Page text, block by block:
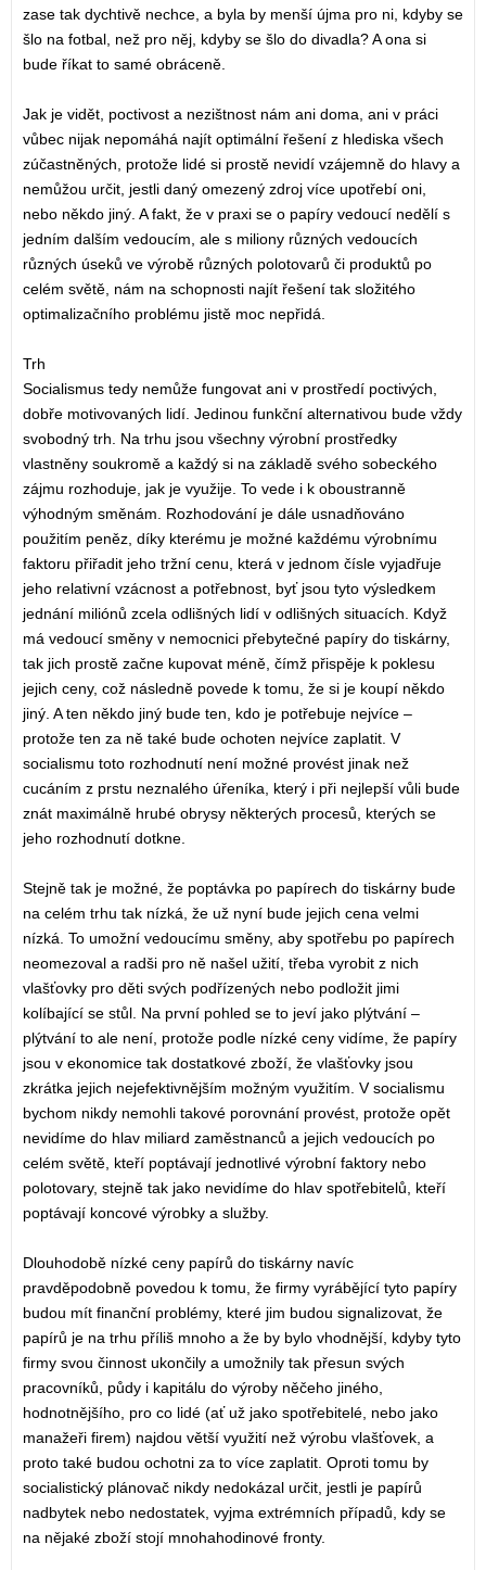
zase tak dychtivě nechce, a byla by menší újma pro ni, kdyby se
šlo na fotbal, než pro něj, kdyby se šlo do divadla? A ona si
bude říkat to samé obráceně.
Jak je vidět, poctivost a nezištnost nám ani doma, ani v práci
vůbec nijak nepomáhá najít optimální řešení z hlediska všech
zúčastněných, protože lidé si prostě nevidí vzájemně do hlavy a
nemůžou určit, jestli daný omezený zdroj více upotřebí oni,
nebo někdo jiný. A fakt, že v praxi se o papíry vedoucí nedělí s
jedním dalším vedoucím, ale s miliony různých vedoucích
různých úseků ve výrobě různých polotovarů či produktů po
celém světě, nám na schopnosti najít řešení tak složitého
optimalizačního problému jistě moc nepřidá.
Trh
Socialismus tedy nemůže fungovat ani v prostředí poctivých,
dobře motivovaných lidí. Jedinou funkční alternativou bude vždy
svobodný trh. Na trhu jsou všechny výrobní prostředky
vlastněny soukromě a každý si na základě svého sobeckého
zájmu rozhoduje, jak je využije. To vede i k oboustranně
výhodným směnám. Rozhodování je dále usnadňováno
použitím peněz, díky kterému je možné každému výrobnímu
faktoru přiřadit jeho tržní cenu, která v jednom čísle vyjadřuje
jeho relativní vzácnost a potřebnost, byť jsou tyto výsledkem
jednání miliónů zcela odlišných lidí v odlišných situacích. Když
má vedoucí směny v nemocnici přebytečné papíry do tiskárny,
tak jich prostě začne kupovat méně, čímž přispěje k poklesu
jejich ceny, což následně povede k tomu, že si je koupí někdo
jiný. A ten někdo jiný bude ten, kdo je potřebuje nejvíce –
protože ten za ně také bude ochoten nejvíce zaplatit. V
socialismu toto rozhodnutí není možné provést jinak než
cucáním z prstu neznalého úřeníka, který i při nejlepší vůli bude
znát maximálně hrubé obrysy některých procesů, kterých se
jeho rozhodnutí dotkne.
Stejně tak je možné, že poptávka po papírech do tiskárny bude
na celém trhu tak nízká, že už nyní bude jejich cena velmi
nízká. To umožní vedoucímu směny, aby spotřebu po papírech
neomezoval a radši pro ně našel užití, třeba vyrobit z nich
vlašťovky pro děti svých podřízených nebo podložit jimi
kolíbající se stůl. Na první pohled se to jeví jako plýtvání –
plýtvání to ale není, protože podle nízké ceny vidíme, že papíry
jsou v ekonomice tak dostatkové zboží, že vlašťovky jsou
zkrátka jejich nejefektivnějším možným využitím. V socialismu
bychom nikdy nemohli takové porovnání provést, protože opět
nevidíme do hlav miliard zaměstnanců a jejich vedoucích po
celém světě, kteří poptávají jednotlivé výrobní faktory nebo
polotovary, stejně tak jako nevidíme do hlav spotřebitelů, kteří
poptávají koncové výrobky a služby.
Dlouhodobě nízké ceny papírů do tiskárny navíc
pravděpodobně povedou k tomu, že firmy vyrábějící tyto papíry
budou mít finanční problémy, které jim budou signalizovat, že
papírů je na trhu příliš mnoho a že by bylo vhodnější, kdyby tyto
firmy svou činnost ukončily a umožnily tak přesun svých
pracovníků, půdy i kapitálu do výroby něčeho jiného,
hodnotnějšího, pro co lidé (ať už jako spotřebitelé, nebo jako
manažeři firem) najdou větší využití než výrobu vlašťovek, a
proto také budou ochotni za to více zaplatit. Oproti tomu by
socialistický plánovač nikdy nedokázal určit, jestli je papírů
nadbytek nebo nedostatek, vyjma extrémních případů, kdy se
na nějaké zboží stojí mnohahodinové fronty.